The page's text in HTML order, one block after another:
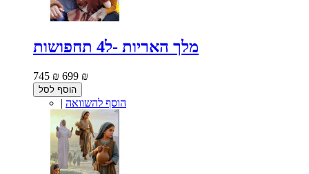
מלך האריות -ל4 תחפושות
745 ₪ 699 ₪
הוסף לסל
| הוסף להשוואה